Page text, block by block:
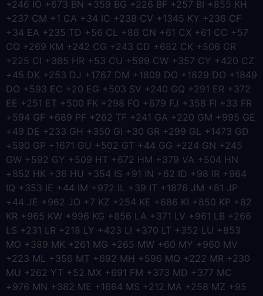
+246 IO +673 BN +359 BG +226 BF +257 BI +855 KH
+237 CM +1 CA +34 IC +238 CV +1345 KY +236 CF
+34 EA +235 TD +56 CL +86 CN +61 CX +61 CC +57
CO +269 KM +242 CG +243 CD +682 CK +506 CR
+225 CI +385 HR +53 CU +599 CW +357 CY +420 CZ
+45 DK +253 DJ +1767 DM +1809 DO +1829 DO +1849
DO +593 EC +20 EG +503 SV +240 GQ +291 ER +372
EE +251 ET +500 FK +298 FO +679 FJ +358 FI +33 FR
+594 GF +689 PF +262 TF +241 GA +220 GM +995 GE
+49 DE +233 GH +350 GI +30 GR +299 GL +1473 GD
+590 GP +1671 GU +502 GT +44 GG +224 GN +245
GW +592 GY +509 HT +672 HM +379 VA +504 HN
+852 HK +36 HU +354 IS +91 IN +62 ID +98 IR +964
IQ +353 IE +44 IM +972 IL +39 IT +1876 JM +81 JP
+44 JE +962 JO +7 KZ +254 KE +686 KI +850 KP +82
KR +965 KW +996 KG +856 LA +371 LV +961 LB +266
LS +231 LR +218 LY +423 LI +370 LT +352 LU +853
MO +389 MK +261 MG +265 MW +60 MY +960 MV
+223 ML +356 MT +692 MH +596 MQ +222 MR +230
MU +262 YT +52 MX +691 FM +373 MD +377 MC
+976 MN +382 ME +1664 MS +212 MA +258 MZ +95